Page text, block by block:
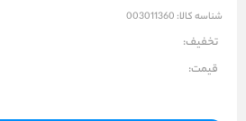
شناسه کالا: 003011360
تخفیف:
قیمت: